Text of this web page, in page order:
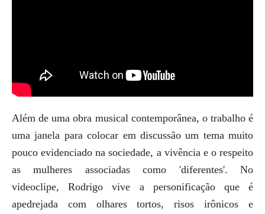
Além de uma obra musical contemporânea, o trabalho é
uma janela para colocar em discussão um tema muito
pouco evidenciado na sociedade, a vivência e o respeito
as mulheres associadas como 'diferentes'. No
videoclipe, Rodrigo vive a personificação que é
apedrejada com olhares tortos, risos irônicos e